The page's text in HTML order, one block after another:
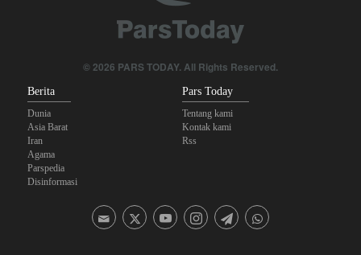
Irak: Jumlah Peziarah yang Masuk sejak Awal Muharam Capai
4,887 Juta
© 2026 PARS TODAY. All Rights Reserved.
Berita
Dunia
Asia Barat
Iran
Agama
Parspedia
Disinformasi
Pars Today
Tentang kami
Kontak kami
Rss